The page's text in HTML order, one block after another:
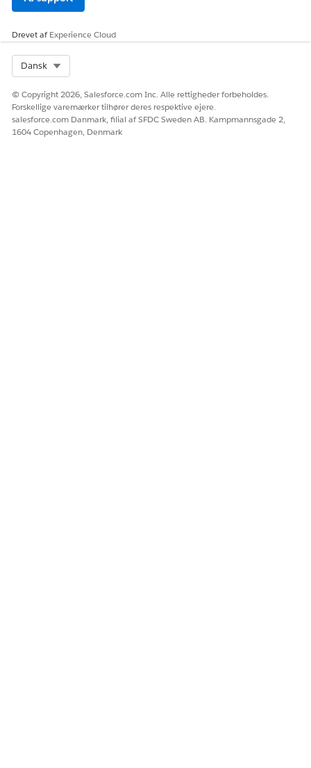
der er større end 0. Den tilbagevendende tidsplan
LØSTE DENNE ARTIKEL DIT PROBLEM?
Giv os besked, så vi kan forbedre os!
Drevet afExperience Cloud
Dansk
© Copyright 2026, Salesforce.com Inc. Alle rettigheder forbeholdes.
Forskellige varemærker tilhører deres respektive ejere.
salesforce.com Danmark, filial af SFDC Sweden AB. Kampmannsgade 2,
1604 Copenhagen, Denmark